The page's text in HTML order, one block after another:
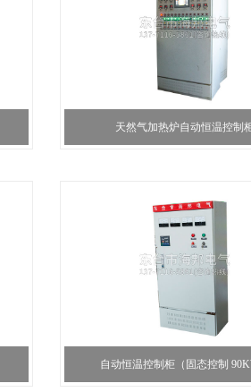
天然气加热炉自动恒温控制
自动恒温控制柜（固态控制